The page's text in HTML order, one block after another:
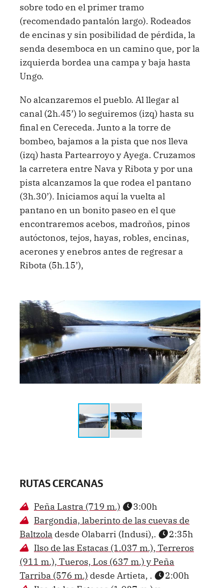
sobre todo en el primer tramo
(recomendado pantalón largo). Rodeados
de encinas y sin posibilidad de pérdida, la
senda desemboca en un camino que, por la
izquierda bordea una campa y baja hasta
Ungo.
No alcanzaremos el pueblo. Al llegar al
canal (2h.45’) lo seguiremos (izq) hasta su
final en Cereceda. Junto a la torre de
bombeo, bajamos a la pista que nos lleva
(izq) hasta Partearroyo y Ayega. Cruzamos
la carretera entre Nava y Ribota y por una
pista alcanzamos la que rodea el pantano
(3h.30’). Iniciamos aquí la vuelta al
pantano en un bonito paseo en el que
encontraremos acebos, madroños, pinos
autóctonos, tejos, hayas, robles, encinas,
acerones y enebros antes de regresar a
Ribota (5h.15’),
RUTAS CERCANAS
Peña Lastra (719 m.)
3:00h
Bargondia, laberinto de las cuevas de
Baltzola desde Olabarri (Indusi),.
2:35h
Ilso de las Estacas (1.037 m.), Terreros
(911 m.), Tueros, Los (637 m.) y Peña
Tarriba (576 m.) desde Artieta, .
2:00h